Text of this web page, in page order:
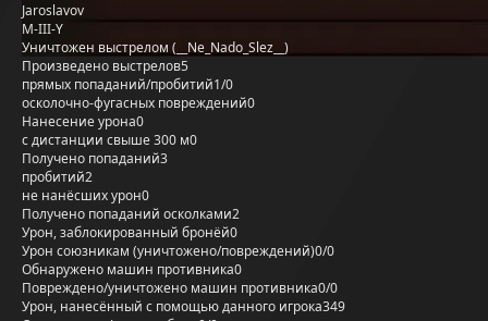
Jaroslavov
M-III-Y
Уничтожен выстрелом (__Ne_Nado_Slez__)
Произведено выстрелов5
прямых попаданий/пробитий1/0
осколочно-фугасных повреждений0
Нанесение урона0
с дистанции свыше 300 м0
Получено попаданий3
пробитий2
не нанёсших урон0
Получено попаданий осколками2
Урон, заблокированный бронёй0
Урон союзникам (уничтожено/повреждений)0/0
Обнаружено машин противника0
Повреждено/уничтожено машин противника0/0
Урон, нанесённый с помощью данного игрока349